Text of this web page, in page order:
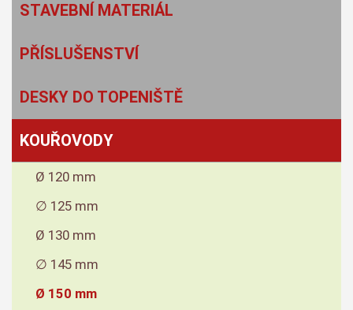
STAVEBNÍ MATERIÁL
PŘÍSLUŠENSTVÍ
DESKY DO TOPENIŠTĚ
KOUŘOVODY
Ø 120 mm
∅ 125 mm
Ø 130 mm
∅ 145 mm
Ø 150 mm